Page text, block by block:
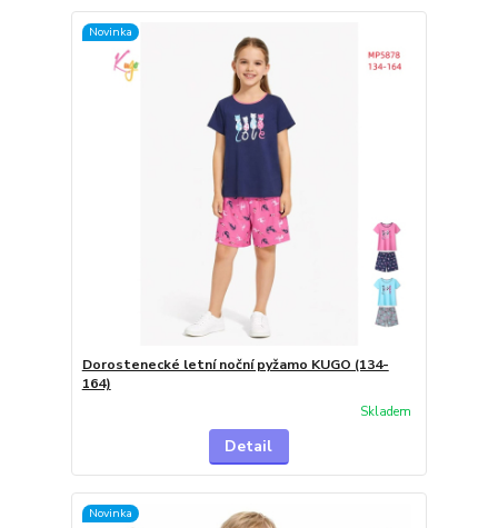
Novinka
Dorostenecké letní noční pyžamo KUGO (134-
164)
Skladem
Detail
Novinka